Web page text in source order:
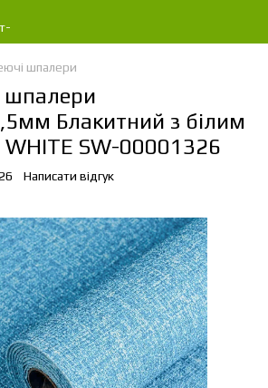
шпалери
шпалери
Блакитний з білим
WHITE SW-00001326
Написати відгук